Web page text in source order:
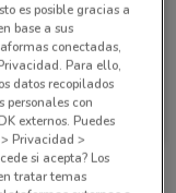
es posible gracias a
base a sus
conectadas,
Para ello,
datos recopilados
personales con
externos. Puedes
Privacidad >
si acepta? Los
tratar temas